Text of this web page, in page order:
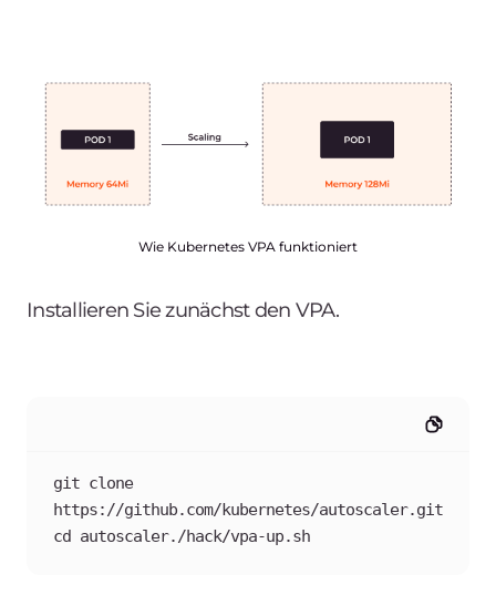
Wie Kubernetes VPA funktioniert
Installieren Sie zunächst den VPA.
git clone
https://github.com/kubernetes/autoscaler.git
cd autoscaler./hack/vpa-up.sh